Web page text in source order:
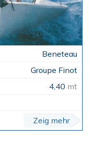
Beneteau
Groupe Finot
4,40 mt
Zeig mehr